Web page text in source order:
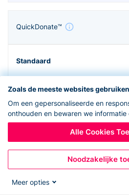
QuickDonate™
Zapier en API
Zoals de meeste websites
Om een gepersonaliseerde en
onthouden en bewaren we informatie
Alle Cookies
Noodzakelijke
Meer opties